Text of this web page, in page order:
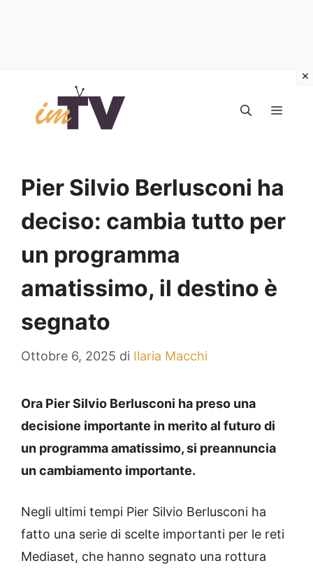
contenuto
Pier Silvio Berlusconi ha
deciso: cambia tutto per
un programma
amatissimo, il destino è
segnato
Ottobre 6, 2025 di Ilaria Macchi
Ora Pier Silvio Berlusconi ha preso una
decisione importante in merito al futuro di
un programma amatissimo, si preannuncia
un cambiamento importante.
Negli ultimi tempi Pier Silvio Berlusconi ha
fatto una serie di scelte importanti per le reti
Mediaset, che hanno segnato una rottura